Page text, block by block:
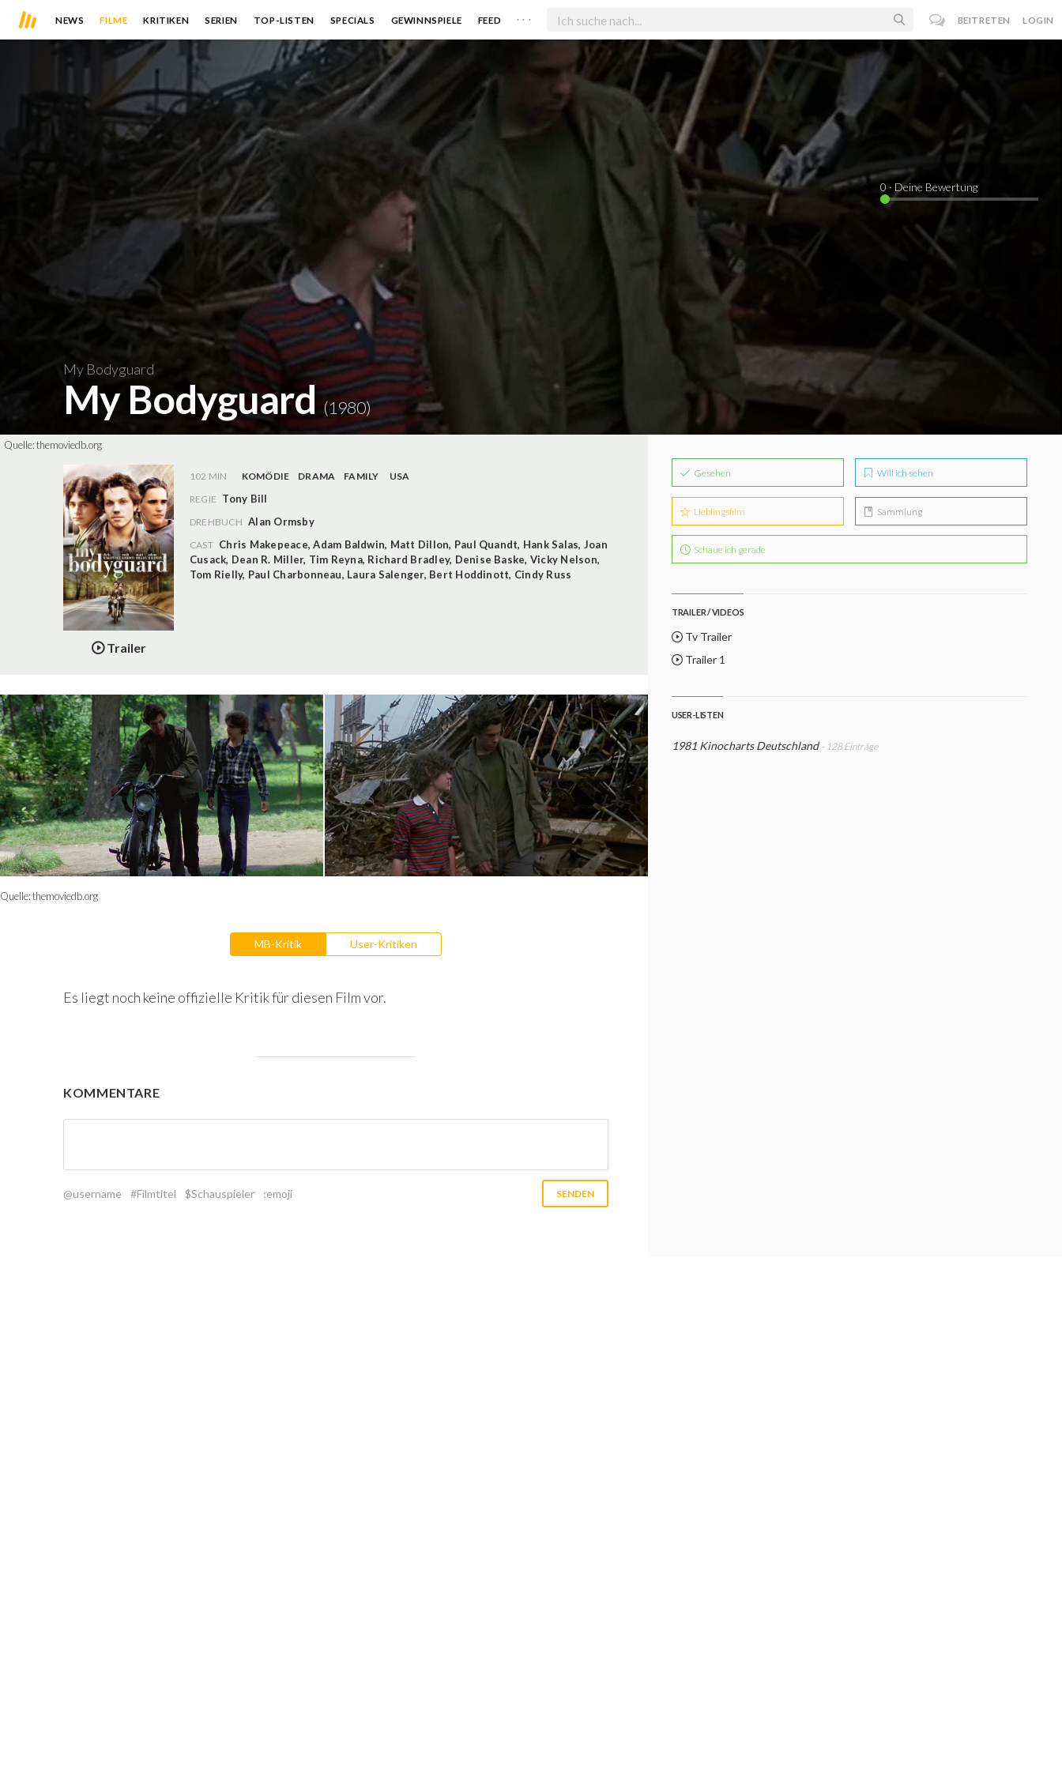
NEWS FILME KRITIKEN SERIEN TOP-LISTEN SPECIALS GEWINNSPIELE FEED . . . BEITRETEN LOGIN
My Bodyguard
My Bodyguard(1980)
0 · Deine Bewertung
Quelle:themoviedb.org
Trailer
102 MIN KOMÖDIE DRAMA FAMILY
USA
REGIE Tony Bill
DREHBUCH Alan Ormsby
CAST Chris Makepeace,Adam Baldwin, Matt Dillon, Paul Quandt, Hank Salas, Joan
Cusack, Dean R. Miller, Tim Reyna, Richard Bradley, Denise Baske, Vicky Nelson,
Tom Rielly, Paul Charbonneau, Laura Salenger, Bert Hoddinott, Cindy Russ
Quelle:themoviedb.org
MB-Kritik User-Kritiken
Es liegt noch keine offizielle Kritik für diesen Film vor.
KOMMENTARE
@username #Filmtitel $Schauspieler :emoji
Gesehen Will ich sehen
Lieblingsfilm Sammlung
Schaue ich gerade
TRAILER / VIDEOS
Tv Trailer
Trailer 1
USER-LISTEN
1981 Kinocharts Deutschland - 128 Einträge